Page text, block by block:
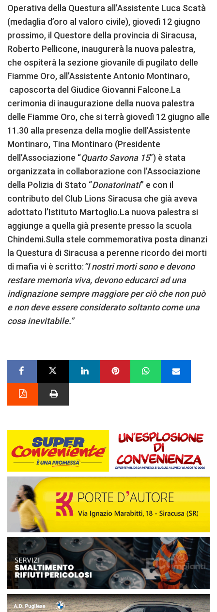
Operativa della Questura all’Assistente Luca Scatà
(medaglia d’oro al valoro civile), giovedì 12 giugno
prossimo, il Questore della provincia di Siracusa,
Roberto Pellicone, inaugurerà la nuova palestra,
che ospiterà la sezione giovanile di pugilato delle
Fiamme Oro, all’Assistente Antonio Montinaro,
caposcorta del Giudice Giovanni Falcone.La
cerimonia di inaugurazione della nuova palestra
delle Fiamme Oro, che si terrà giovedì 12 giugno alle
11.30 alla presenza della moglie dell’Assistente
Montinaro, Tina Montinaro (Presidente
dell’Associazione “Quarto Savona 15”) è stata
organizzata in collaborazione con l’Associazione
della Polizia di Stato “Donatorinati” e con il
contributo del Club Lions Siracusa che già aveva
adottato l’Istituto Martoglio.La nuova palestra si
aggiunge a quella già presente presso la scuola
Chindemi.Sulla stele commemorativa posta dinanzi
la Questura di Siracusa a perenne ricordo dei morti
di mafia vi è scritto:“I nostri morti sono e devono
restare memoria viva, devono educarci ad una
indignazione sempre maggiore per ciò che non può
e non deve essere considerato soltanto come una
cosa inevitabile.”